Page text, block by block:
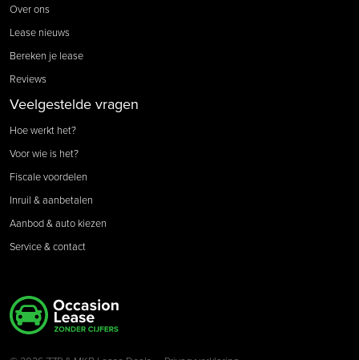
Over ons
Lease nieuws
Bereken je lease
Reviews
Veelgestelde vragen
Hoe werkt het?
Voor wie is het?
Fiscale voordelen
Inruil & aanbetalen
Aanbod & auto kiezen
Service & contact